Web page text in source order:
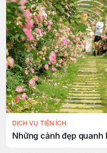
DỊCH VỤ TIỆN ÍCH
Những cảnh đẹp quanh